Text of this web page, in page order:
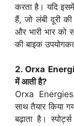
करता है। यदि
हैं, जो लंबी दूरी
और भारी भार को
की बाइक
2. Orxa
में आती है?
Orxa
साथ तैयार किया
बढ़ाता है।